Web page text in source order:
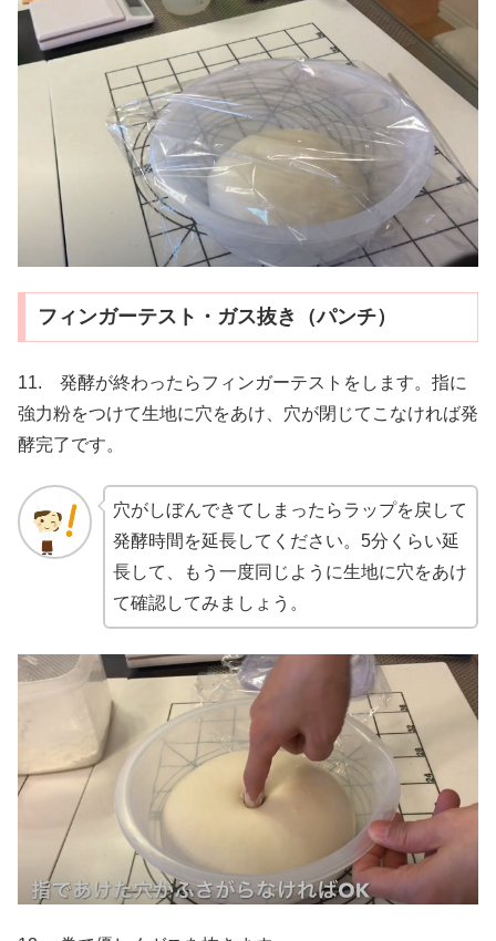
フィンガーテスト・ガス抜き（パンチ）
11. 発酵が終わったらフィンガーテストをします。指に
強力粉をつけて生地に穴をあけ、穴が閉じてこなければ発
酵完了です。
穴がしぼんできてしまったらラップを戻して
発酵時間を延長してください。5分くらい延
長して、もう一度同じように生地に穴をあけ
て確認してみましょう。